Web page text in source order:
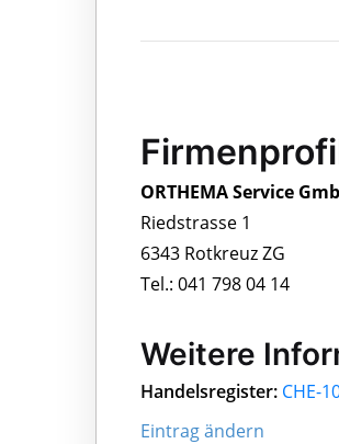
ORTHEMA Service
Riedstrasse 1
6343 Rotkreuz ZG
Tel.: 041 798 04 14
Weitere
Handelsregister: CHE-
Eintrag ändern